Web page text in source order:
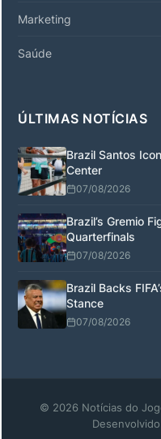
Marketing
Saúde
ÚLTIMAS NOTÍCIAS
Brazil Santos
Center
07/08/2026
Brazil’s Gremio
Quarterfinals
07/08/2026
Brazil Backs
Stance
07/08/2026
© 2026 Notícias do